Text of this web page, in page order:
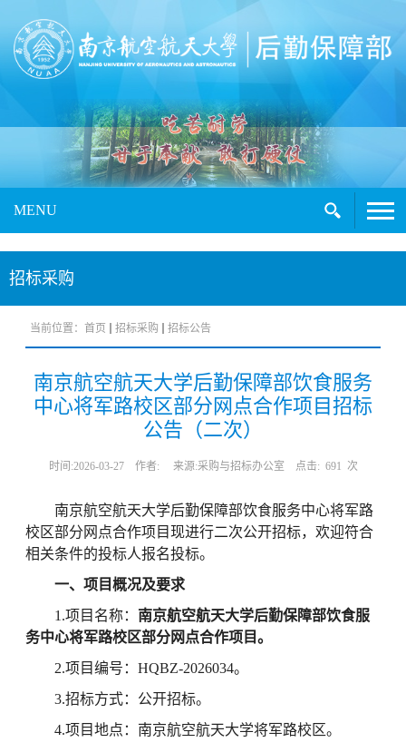
MENU
招标采购
当前位置： 首页 招标采购 招标公告
南京航空航天大学后勤保障部饮食服务
中心将军路校区部分网点合作项目招标
公告（二次）
时间:2026-03-27 作者: 来源:采购与招标办公室 点击: 691 次
南京航空航天大学后勤保障部饮食服务中心将军路
校区部分网点合作项目现进行二次公开招标，欢迎符合
相关条件的投标人报名投标。
一、项目概况及要求
1.项目名称： 南京航空航天大学后勤保障部饮食服
务中心将军路校区部分网点合作项目。
2.项目编号：HQBZ-2026034。
3.招标方式：公开招标。
4.项目地点：南京航空航天大学将军路校区。